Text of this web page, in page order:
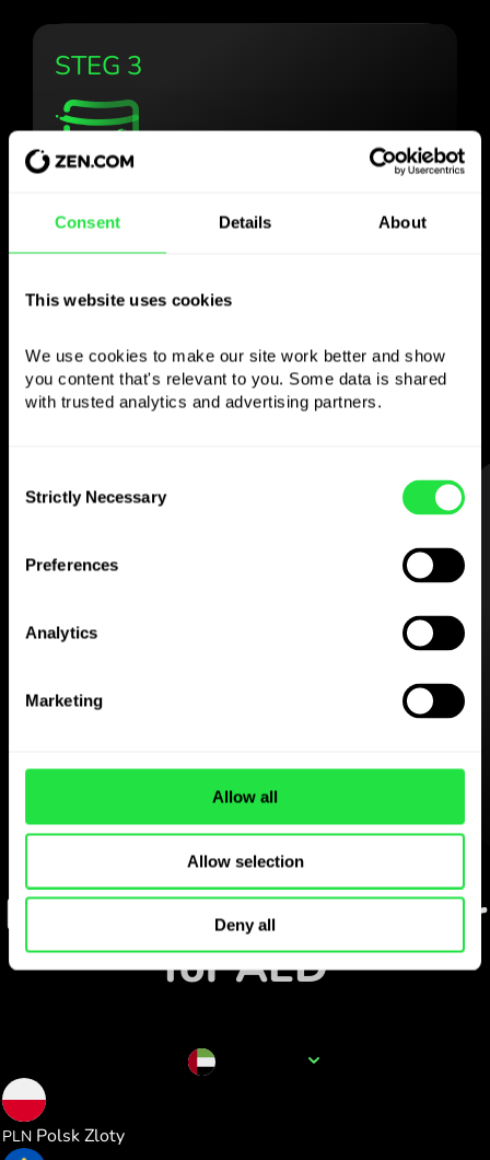
Consent Details About
This website uses cookies
We use cookies to make our site work better and show
you content that's relevant to you. Some data is shared
with trusted analytics and advertising partners.
Selection
Strictly Necessary
Preferences
Analytics
Marketing
Allow all
Allow selection
Deny all
STEG 3
valutan
som du vill
Skicka pengar utomlands,
ta ut från bankomater utan
provision, betala med flervalutakortet
STEG 1
och registrera dig på några
Följ populära valutapar
för AED
PLN Polsk Zloty